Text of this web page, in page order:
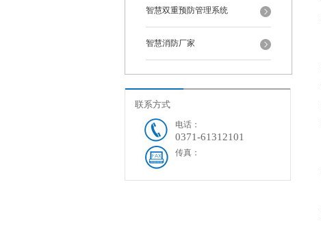
智慧双重预防管理系统
智慧消防厂家
联系方式
电话：
0371-61312101
传真：